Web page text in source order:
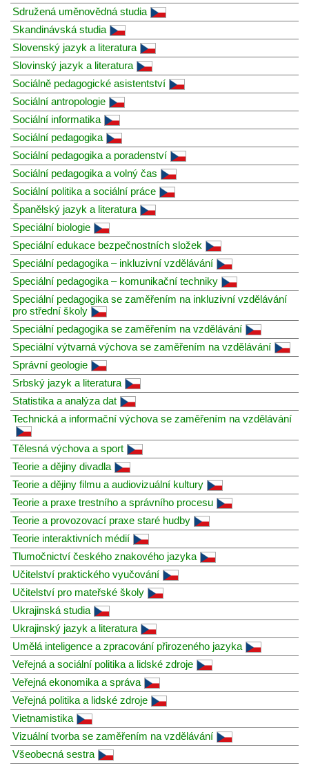
Sdružená uměnovědná studia
Skandinávská studia
Slovenský jazyk a literatura
Slovinský jazyk a literatura
Sociálně pedagogické asistentství
Sociální antropologie
Sociální informatika
Sociální pedagogika
Sociální pedagogika a poradenství
Sociální pedagogika a volný čas
Sociální politika a sociální práce
Španělský jazyk a literatura
Speciální biologie
Speciální edukace bezpečnostních složek
Speciální pedagogika – inkluzivní vzdělávání
Speciální pedagogika – komunikační techniky
Speciální pedagogika se zaměřením na inkluzivní vzdělávání
pro střední školy
Speciální pedagogika se zaměřením na vzdělávání
Speciální výtvarná výchova se zaměřením na vzdělávání
Správní geologie
Srbský jazyk a literatura
Statistika a analýza dat
Technická a informační výchova se zaměřením na vzdělávání
Tělesná výchova a sport
Teorie a dějiny divadla
Teorie a dějiny filmu a audiovizuální kultury
Teorie a praxe trestního a správního procesu
Teorie a provozovací praxe staré hudby
Teorie interaktivních médií
Tlumočnictví českého znakového jazyka
Učitelství praktického vyučování
Učitelství pro mateřské školy
Ukrajinská studia
Ukrajinský jazyk a literatura
Umělá inteligence a zpracování přirozeného jazyka
Veřejná a sociální politika a lidské zdroje
Veřejná ekonomika a správa
Veřejná politika a lidské zdroje
Vietnamistika
Vizuální tvorba se zaměřením na vzdělávání
Všeobecná sestra